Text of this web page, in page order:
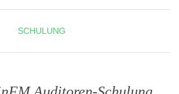
SCHULUNG